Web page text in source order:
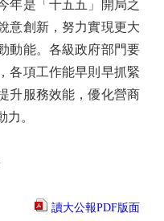
年是「十五五」開局之
意創新，努力實現更大
動能。各級政府部門要
各項工作能早則早抓緊
升服務效能，優化營商
。
讀大公報PDF版面